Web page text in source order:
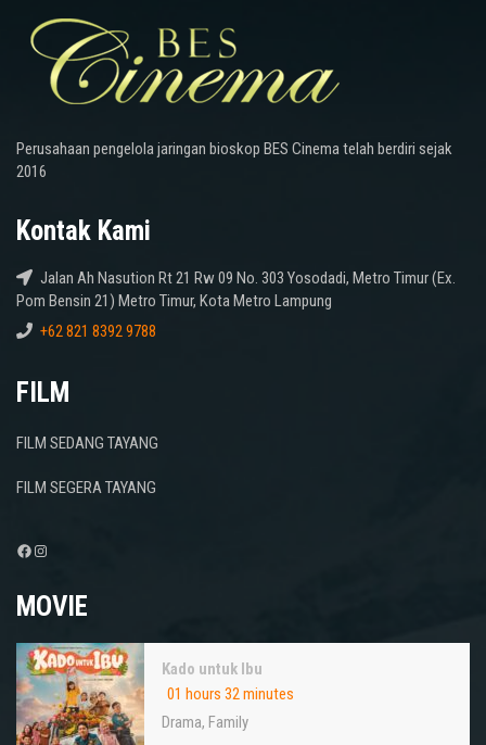
Perusahaan pengelola jaringan bioskop BES Cinema telah berdiri sejak
2016
Kontak Kami
Jalan Ah Nasution Rt 21 Rw 09 No. 303 Yosodadi, Metro Timur (Ex.
Pom Bensin 21) Metro Timur, Kota Metro Lampung
+62 821 8392 9788
FILM
FILM SEDANG TAYANG
FILM SEGERA TAYANG
Facebook
Instagram
MOVIE
Kado untuk Ibu
01 hours 32 minutes
Drama, Family